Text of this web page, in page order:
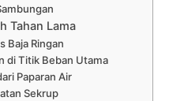
Tahan Lama
Baja Ringan
di Titik Beban Utama
Paparan Air
Sekrup